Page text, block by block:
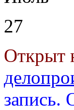
27
Открыт
запись.